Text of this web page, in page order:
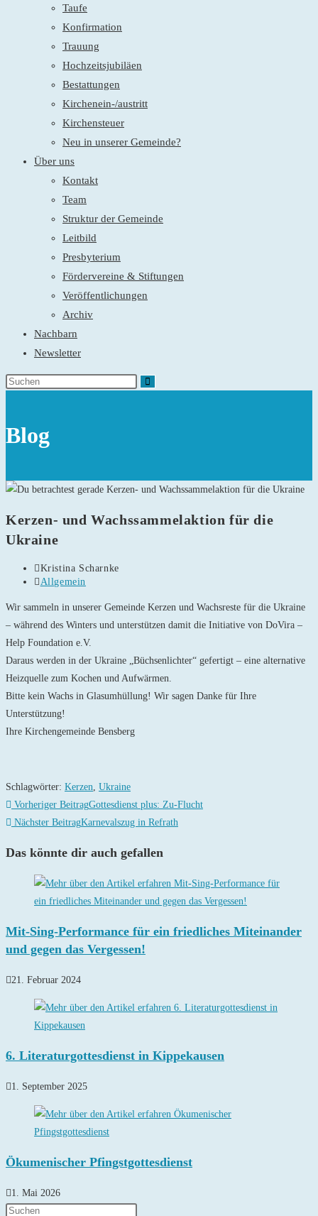
Taufe
Konfirmation
Trauung
Hochzeitsjubiläen
Bestattungen
Kirchenein-/austritt
Kirchensteuer
Neu in unserer Gemeinde?
Über uns
Kontakt
Team
Struktur der Gemeinde
Leitbild
Presbyterium
Fördervereine & Stiftungen
Veröffentlichungen
Archiv
Nachbarn
Newsletter
Blog
Kerzen- und Wachssammelaktion für die
Ukraine
Beitrags-
Autor:
Kristina Scharnke
Beitrags-
Allgemein
Wir sammeln in unserer Gemeinde Kerzen und Wachsreste für die Ukraine
– während des Winters und unterstützen damit die Initiative von DoVira –
Help Foundation e.V.
Daraus werden in der Ukraine „Büchsenlichter“ gefertigt – eine alternative
Heizquelle zum Kochen und Aufwärmen.
Bitte kein Wachs in Glasumhüllung! Wir sagen Danke für Ihre
Unterstützung!
Ihre Kirchengemeinde Bensberg
Schlagwörter: Kerzen, Ukraine
Weitere
Artikel
ansehen
Vorheriger BeitragGottesdienst plus: Zu-Flucht
Nächster BeitragKarnevalszug in Refrath
Das könnte dir auch gefallen
Mit-Sing-Performance für ein friedliches Miteinander
und gegen das Vergessen!
21. Februar 2024
6. Literaturgottesdienst in Kippekausen
1. September 2025
Ökumenischer Pfingstgottesdienst
1. Mai 2026